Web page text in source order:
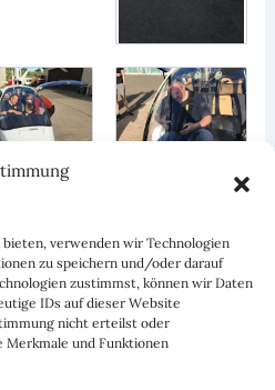
verwenden wir Technologien
zu speichern und/oder darauf
zustimmst, können wir Daten
IDs auf dieser Website
nicht erteilst oder
und Funktionen